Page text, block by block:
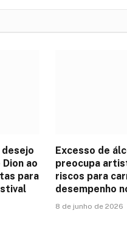
ao
para
Excesso de
preocupa
riscos para
desempenho
8 de junho de 2026